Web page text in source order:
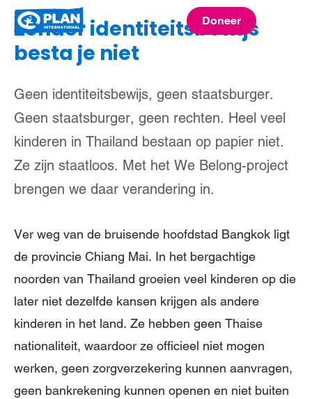
Plan
International
Doneer
Zonder identiteitsbewijs
besta je niet
Geen identiteitsbewijs, geen staatsburger.
Geen staatsburger, geen rechten. Heel veel
kinderen in Thailand bestaan op papier niet.
Ze zijn staatloos. Met het We Belong-project
brengen we daar verandering in.
Ver weg van de bruisende hoofdstad Bangkok ligt
de provincie Chiang Mai. In het bergachtige
noorden van Thailand groeien veel kinderen op die
later niet dezelfde kansen krijgen als andere
kinderen in het land. Ze hebben geen Thaise
nationaliteit, waardoor ze officieel niet mogen
werken, geen zorgverzekering kunnen aanvragen,
geen bankrekening kunnen openen en niet buiten